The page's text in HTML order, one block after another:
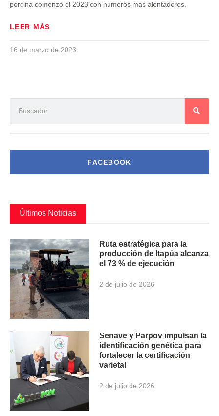
porcina comenzó el 2023 con números más alentadores.
LEER MÁS
16 de marzo de 2023
FACEBOOK
Últimos Noticias
Ruta estratégica para la
producción de Itapúa alcanza
el 73 % de ejecución
2 de julio de 2026
Senave y Parpov impulsan la
identificación genética para
fortalecer la certificación
varietal
2 de julio de 2026